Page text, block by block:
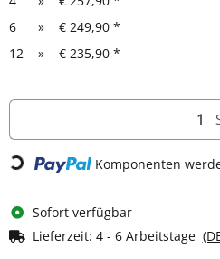
6
» € 249,90 *
12
» € 235,90 *
Loading... Komponenten
Sofort verfügbar
Lieferzeit: 4 - 6 Arbeitstage